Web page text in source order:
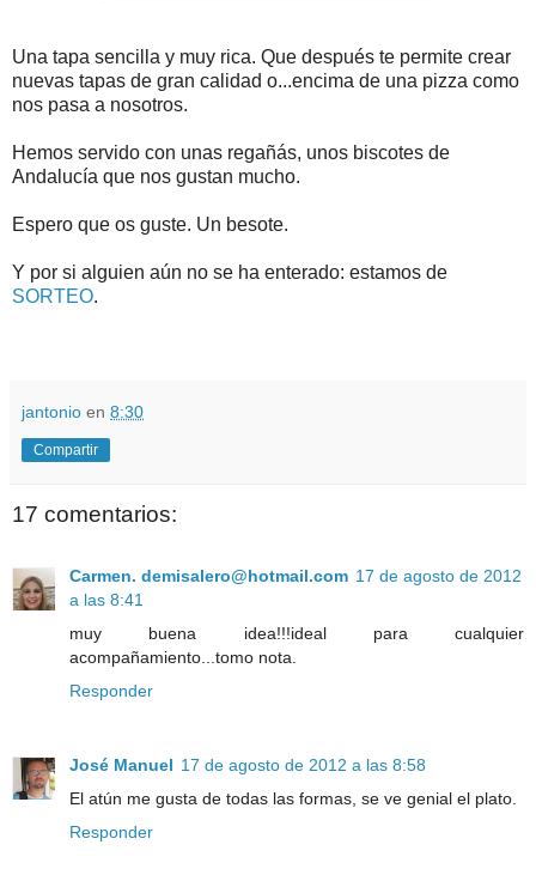
Una tapa sencilla y muy rica. Que después te permite crear
nuevas tapas de gran calidad o...encima de una pizza como
nos pasa a nosotros.
Hemos servido con unas regañás, unos biscotes de
Andalucía que nos gustan mucho.
Espero que os guste. Un besote.
Y por si alguien aún no se ha enterado: estamos de
SORTEO.
jantonio en 8:30
Compartir
17 comentarios:
Carmen. demisalero@hotmail.com 17 de agosto de 2012
a las 8:41
muy buena idea!!!ideal para cualquier
acompañamiento...tomo nota.
Responder
José Manuel 17 de agosto de 2012 a las 8:58
El atún me gusta de todas las formas, se ve genial el plato.
Responder